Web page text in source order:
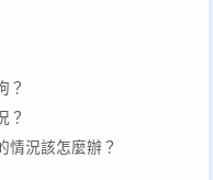
？
？
情況該怎麼辦？